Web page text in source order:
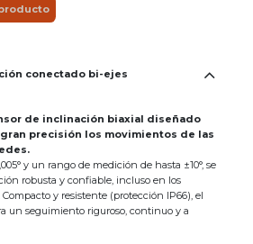
conectado bi-ejes
de inclinación biaxial diseñado
precisión los movimientos de las
y un rango de medición de hasta ±10°, se
robusta y confiable, incluso en los
y resistente (protección IP66), el
un seguimiento riguroso, continuo y a